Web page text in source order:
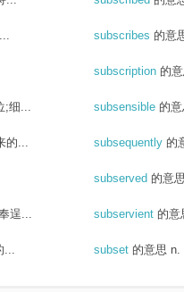
subscribes 的意
subscription 的
;细... subsensible 的
的... subsequently 的
subserved 的意
逞... subservient 的意
... subset 的意思 n.